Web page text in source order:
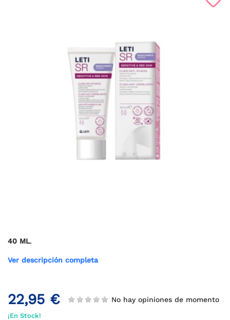
40 ML.
Ver descripción completa
22,95 € No hay opiniones de momento
¡En Stock!